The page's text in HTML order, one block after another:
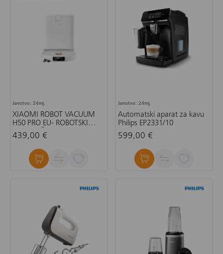
Jamstvo: 24mj.
XIAOMI ROBOT VACUUM
H50 PRO EU- ROBOTSKI
USISAVAČ
439,00 €
Jamstvo: 24mj.
Automatski aparat za kavu
Philips EP2331/10
599,00 €